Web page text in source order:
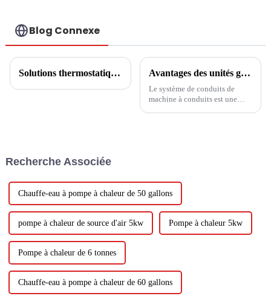
Blog Connexe
Solutions thermostatiques pour serres de fleurs Avantages des unités gainables par rapport à la climatisation centrale
Le système de conduits de
machine à conduits est une
chaque r...
Recherche Associée
Chauffe-eau à pompe à chaleur de 50 gallons
pompe à chaleur de source d'air 5kw Pompe à chaleur 5kw
Pompe à chaleur de 6 tonnes
Chauffe-eau à pompe à chaleur de 60 gallons